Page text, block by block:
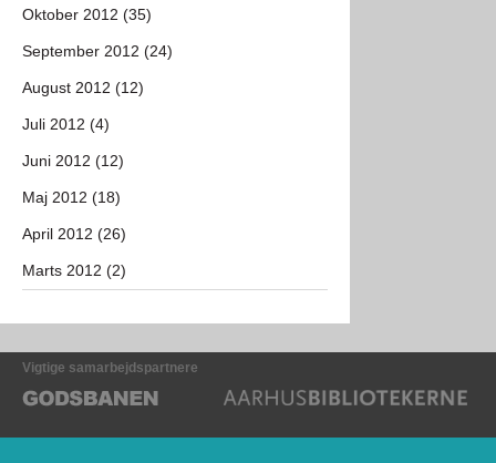
Oktober 2012 (35)
September 2012 (24)
August 2012 (12)
Juli 2012 (4)
Juni 2012 (12)
Maj 2012 (18)
April 2012 (26)
Marts 2012 (2)
Vigtige samarbejdspartnere